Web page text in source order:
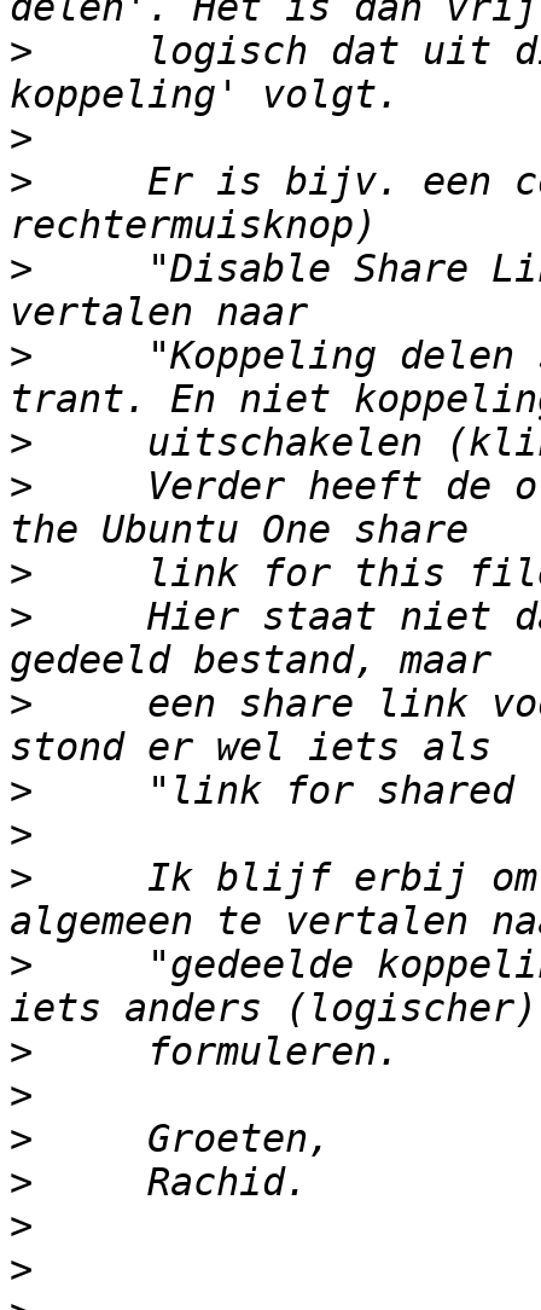
>
logisch dat uit
>
>
Er is bijv. een
>
"Disable Share
>
"Koppeling delen
>
>
Verder heeft de
>
>
Hier staat niet
>
een share link
>
>
>
Ik blijf erbij
>
"gedeelde
>
>
>
>
>
>